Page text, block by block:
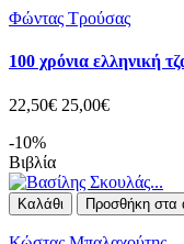
Φώντας Τρούσας
100 χρόνια ελληνική
22,50€ 25,00€
-10%
Βιβλία
Καλάθι Προσθήκη στα